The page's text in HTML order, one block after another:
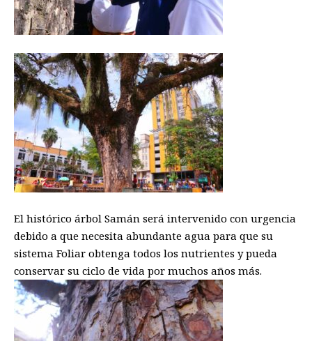
El histórico árbol Samán será intervenido con urgencia
debido a que necesita abundante agua para que su
sistema Foliar obtenga todos los nutrientes y pueda
conservar su ciclo de vida por muchos años más.